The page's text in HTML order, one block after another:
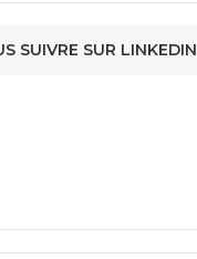
SUIVRE SUR LINKEDIN